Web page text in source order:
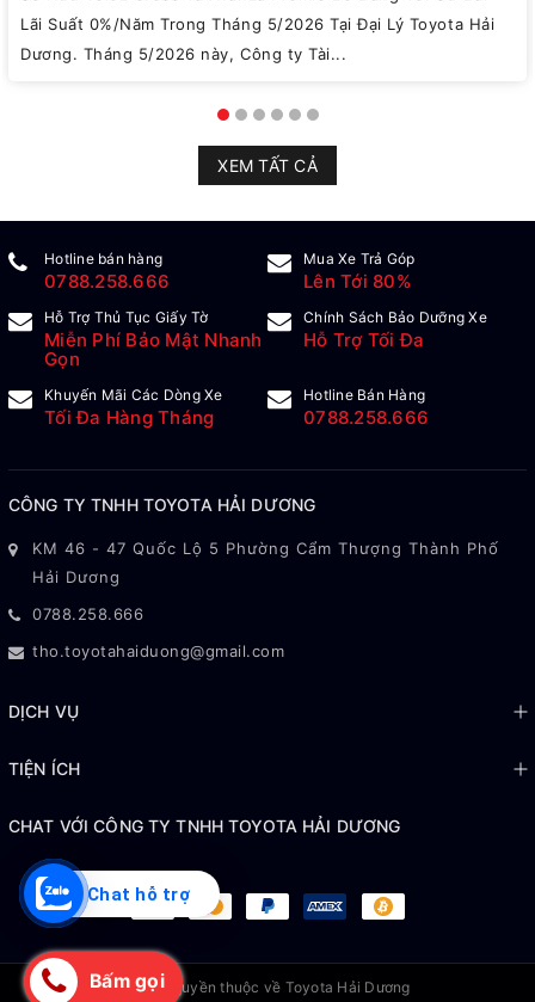
ƯU ĐÃI LÃI SUẤT 0%/NĂM TRONG THÁNG 5/2026
Sở Hữu Veloz Cross Và Avanza Premio Dễ Dàng Với Ưu Đãi
Lãi Suất 0%/Năm Trong Tháng 5/2026 Tại Đại Lý Toyota Hải
Dương. Tháng 5/2026 này, Công ty Tài...
XEM TẤT CẢ
Hotline bán hàng
0788.258.666
Mua Xe Trả Góp
Lên Tới 80%
Miễn Phí Bảo Mật Nhanh
Hỗ Trợ Tối Đa
Tối Đa Hàng Tháng 0788.258.666
Hải Dương
tho.toyotahaiduong@gmail.com
DỊCH VỤ
TIỆN ÍCH
CHAT VỚI CÔNG TY TNHH TOYOTA HẢI DƯƠNG
Bấm gọi
Chat hỗ trợ